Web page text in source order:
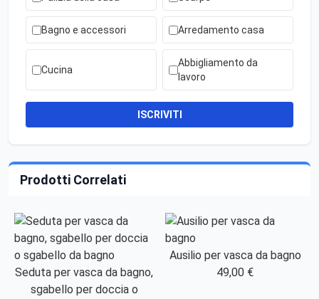
Bagno e accessori Arredamento casa
Cucina
Abbigliamento da
lavoro
ISCRIVITI
Prodotti Correlati
Seduta per vasca da bagno,
sgabello per doccia o
Ausilio per vasca da bagno
49,00 €